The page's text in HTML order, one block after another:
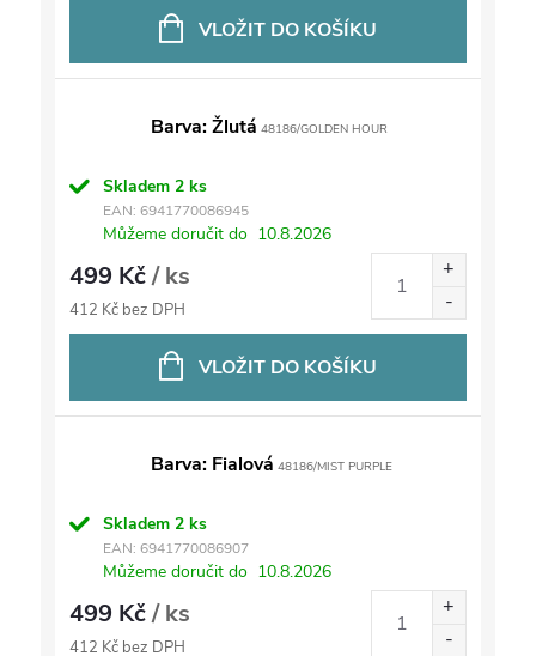
VLOŽIT DO KOŠÍKU
Barva: Žlutá 48186/GOLDEN HOUR
Skladem 2 ks
EAN: 6941770086945
Můžeme doručit do 10.8.2026
499 Kč/ ks
412 Kč bez DPH
VLOŽIT DO KOŠÍKU
Barva: Fialová 48186/MIST PURPLE
Skladem 2 ks
EAN: 6941770086907
Můžeme doručit do 10.8.2026
499 Kč/ ks
412 Kč bez DPH